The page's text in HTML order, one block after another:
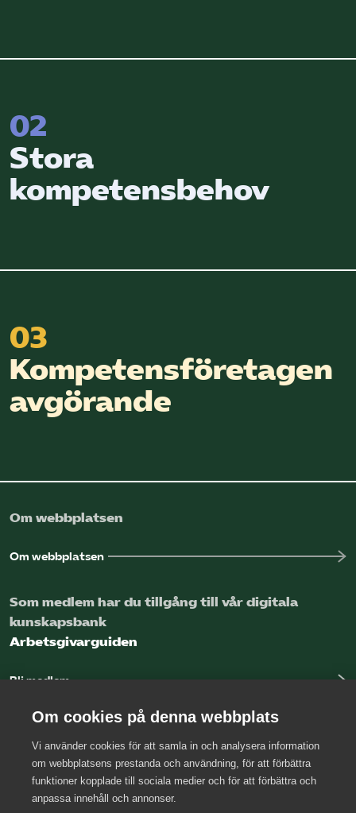
In english
02
Stora
kompetensbehov
03
Kompetensföretagen
avgörande
Om webbplatsen
Om webbplatsen
Som medlem har du tillgång till vår digitala
kunskapsbank
Arbetsgivarguiden
Bli medlem
Kontakta oss
Om cookies på denna webbplats
Vi använder cookies för att samla in och analysera information
om webbplatsens prestanda och användning, för att förbättra
funktioner kopplade till sociala medier och för att förbättra och
anpassa innehåll och annonser.